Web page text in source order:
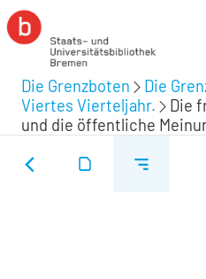
Die Grenzboten Die
Viertes Vierteljahr.
Die
und die öffentliche